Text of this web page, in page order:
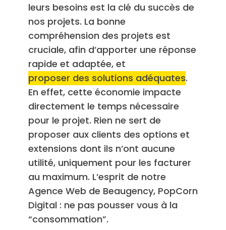
leurs besoins est la clé du succès de
nos projets. La bonne
compréhension des projets est
cruciale, afin d’apporter une réponse
rapide et adaptée, et
proposer des solutions adéquates.
En effet, cette économie impacte
directement le temps nécessaire
pour le projet. Rien ne sert de
proposer aux clients des options et
extensions dont ils n’ont aucune
utilité, uniquement pour les facturer
au maximum. L’esprit de notre
Agence Web de Beaugency, PopCorn
Digital : ne pas pousser vous à la
“consommation”.